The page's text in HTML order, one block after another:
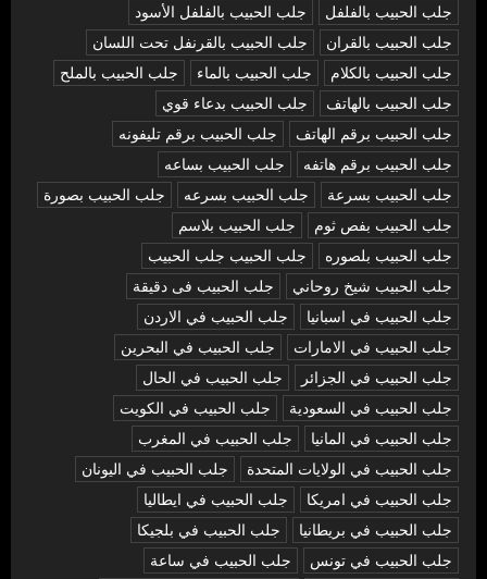
جلب الحبيب بالفلفل
جلب الحبيب بالفلفل الأسود
جلب الحبيب بالقران
جلب الحبيب بالقرنفل تحت اللسان
جلب الحبيب بالكلام
جلب الحبيب بالماء
جلب الحبيب بالملح
جلب الحبيب بالهاتف
جلب الحبيب بدعاء قوي
جلب الحبيب برقم الهاتف
جلب الحبيب برقم تليفونه
جلب الحبيب برقم هاتفه
جلب الحبيب بساعه
جلب الحبيب بسرعة
جلب الحبيب بسرعه
جلب الحبيب بصورة
جلب الحبيب بفص ثوم
جلب الحبيب بلاسم
جلب الحبيب بلصوره
جلب الحبيب جلب الحبيب
جلب الحبيب شيخ روحاني
جلب الحبيب فى دقيقة
جلب الحبيب في اسبانيا
جلب الحبيب في الاردن
جلب الحبيب في الامارات
جلب الحبيب في البحرين
جلب الحبيب في الجزائر
جلب الحبيب في الحال
جلب الحبيب في السعودية
جلب الحبيب في الكويت
جلب الحبيب في المانيا
جلب الحبيب في المغرب
جلب الحبيب في الولايات المتحدة
جلب الحبيب في اليونان
جلب الحبيب في امريكا
جلب الحبيب في ايطاليا
جلب الحبيب في بريطانيا
جلب الحبيب في بلجيكا
جلب الحبيب في تونس
جلب الحبيب في ساعة